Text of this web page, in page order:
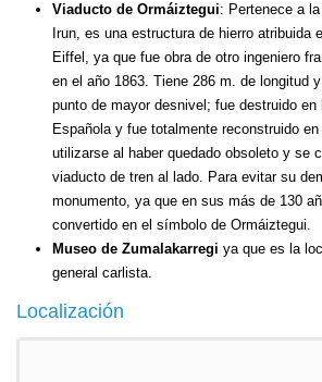
Viaducto de Ormáiztegui: Pertenece a
Irun, es una estructura de hierro atribuida
Eiffel, ya que fue obra de otro ingeniero
en el año 1863. Tiene 286 m. de longitud
punto de mayor desnivel; fue destruido en
Española y fue totalmente reconstruido
utilizarse al haber quedado obsoleto y se
viaducto de tren al lado. Para evitar su
monumento, ya que en sus más de 130
convertido en el símbolo de Ormáiztegui.
Museo de Zumalakarregi ya que es la
general carlista.
Localización